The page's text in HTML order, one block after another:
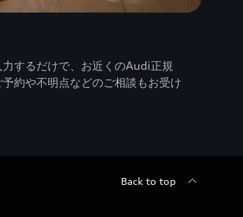
するだけで、お近くのAudi正規
約や不明点などのご相談もお受け
Back to top